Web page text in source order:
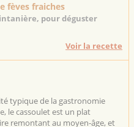
fèves fraiches
pour déguster
Voir la recette
typique de la gastronomie
le cassoulet est un plat
remontant au moyen-âge, et